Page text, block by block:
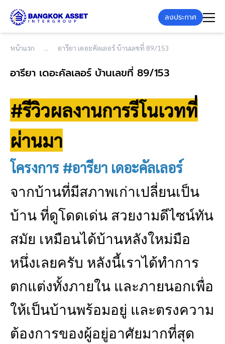
ลงประกาศ
หน้าแรก อารียา เดอะคัลเลอร์ บ้านเลขที่ 89/153
อารียา เดอะคัลเลอร์ บ้านเลขที่ 89/153
#รีวิวผลงานการรีโนเวทที่
ผ่านมา
โครงการ #อารียา เดอะคัลเลอร์
จากบ้านที่มีสภาพเก่าเปลี่ยนเป็น
บ้าน ที่ดูโดดเด่น สวยงามดีไซน์ทัน
สมัย เหมือนได้บ้านหลังใหม่มือ
หนึ่งเลยครับ หลังนี้เราได้ทำการ
ตกแต่งทั้งภายใน และภายนอกเพื่อ
ให้เป็นบ้านพร้อมอยู่ และตรงความ
ต้องการของผู้อยู่อาศัยมากที่สุด